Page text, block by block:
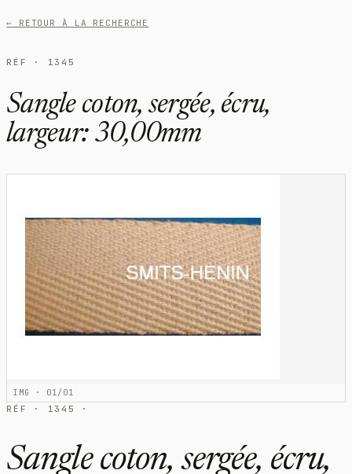
← RETOUR À LA RECHERCHE
RÉF · 1345
Sangle coton, sergée, écru,
largeur: 30,00mm
IMG · 01/01
RÉF · 1345 ·
Sangle coton, sergée, écru,